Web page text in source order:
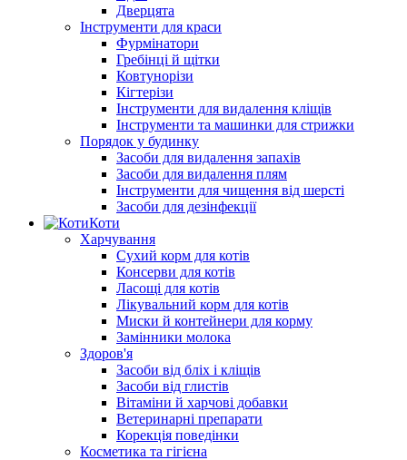
Дверцята
Інструменти для краси
Фурмінатори
Гребінці й щітки
Ковтунорізи
Кігтерізи
Інструменти для видалення кліщів
Інструменти та машинки для стрижки
Порядок у будинку
Засоби для видалення запахів
Засоби для видалення плям
Інструменти для чищення від шерсті
Засоби для дезінфекції
Коти
Харчування
Сухий корм для котів
Консерви для котів
Ласощі для котів
Лікувальний корм для котів
Миски й контейнери для корму
Замінники молока
Здоров'я
Засоби від бліх і кліщів
Засоби від глистів
Вітаміни й харчові добавки
Ветеринарні препарати
Корекція поведінки
Косметика та гігієна